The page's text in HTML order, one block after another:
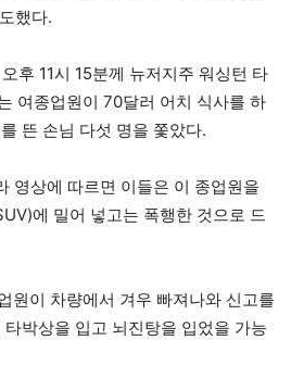
했다.
후 11시 15분께 뉴저지주 워싱턴 타
여종업원이 70달러 어치 식사를 하
뜬 손님 다섯 명을 쫓았다.
영상에 따르면 이들은 이 종업원을
에 밀어 넣고는 폭행한 것으로 드
원이 차량에서 겨우 빠져나와 신고를
박상을 입고 뇌진탕을 입었을 가능